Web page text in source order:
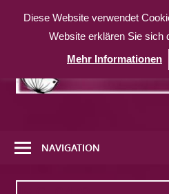
Inhalt
weitere
Website
NAVIGATION
Diese Website verwendet
Website erklären Sie sich
Mehr Informationen